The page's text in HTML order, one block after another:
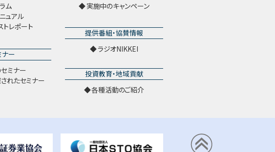
ム
ュアル
トレポート
ナー
ミナー
れたセミナー
実施中のキャンペーン
提供番組・協賛情報
ラジオNIKKEI
投資教育・地域貢献
各種活動のご紹介